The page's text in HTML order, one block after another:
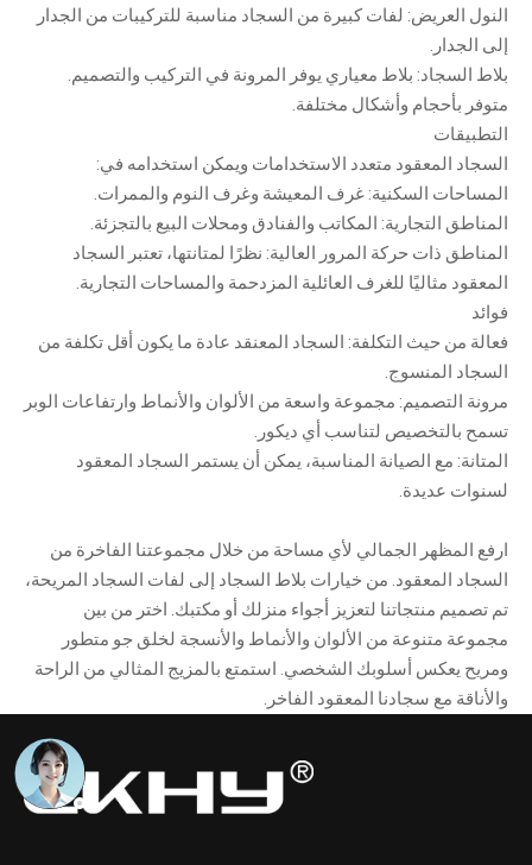
النول العريض: لفات كبيرة من السجاد مناسبة للتركيبات من الجدار
إلى الجدار.
بلاط السجاد: بلاط معياري يوفر المرونة في التركيب والتصميم.
متوفر بأحجام وأشكال مختلفة.
التطبيقات
السجاد المعقود متعدد الاستخدامات ويمكن استخدامه في:
المساحات السكنية: غرف المعيشة وغرف النوم والممرات.
المناطق التجارية: المكاتب والفنادق ومحلات البيع بالتجزئة.
المناطق ذات حركة المرور العالية: نظرًا لمتانتها، تعتبر السجاد
المعقود مثاليًا للغرف العائلية المزدحمة والمساحات التجارية.
فوائد
فعالة من حيث التكلفة: السجاد المعنقد عادة ما يكون أقل تكلفة من
السجاد المنسوج.
مرونة التصميم: مجموعة واسعة من الألوان والأنماط وارتفاعات الوبر
تسمح بالتخصيص لتناسب أي ديكور.
المتانة: مع الصيانة المناسبة، يمكن أن يستمر السجاد المعقود
لسنوات عديدة.
ارفع المظهر الجمالي لأي مساحة من خلال مجموعتنا الفاخرة من
السجاد المعقود. من خيارات بلاط السجاد إلى لفات السجاد المريحة،
تم تصميم منتجاتنا لتعزيز أجواء منزلك أو مكتبك. اختر من بين
مجموعة متنوعة من الألوان والأنماط والأنسجة لخلق جو متطور
ومريح يعكس أسلوبك الشخصي. استمتع بالمزيج المثالي من الراحة
والأناقة مع سجادنا المعقود الفاخر.